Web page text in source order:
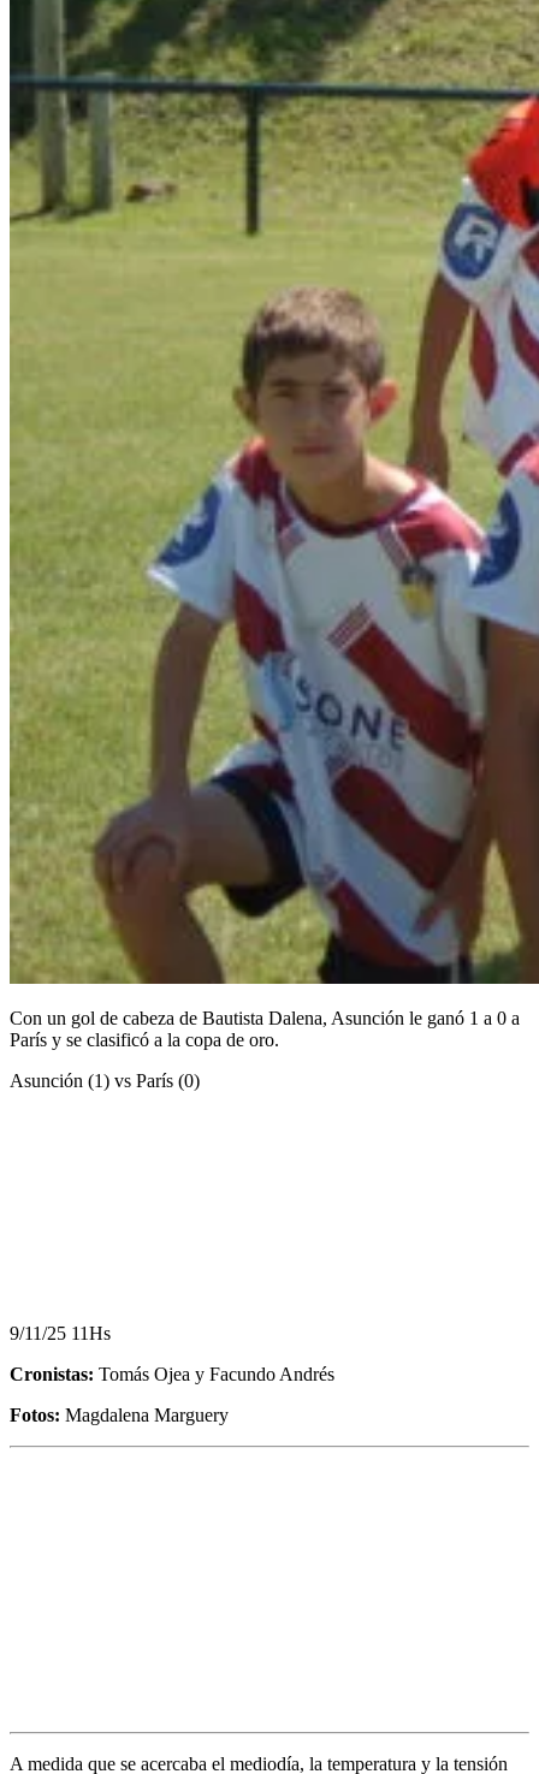
Con un gol de cabeza de Bautista Dalena, Asunción le ganó 1 a 0 a
París y se clasificó a la copa de oro.
Asunción (1) vs París (0)
9/11/25 11Hs
Cronistas: Tomás Ojea y Facundo Andrés
Fotos: Magdalena Marguery
A medida que se acercaba el mediodía, la temperatura y la tensión